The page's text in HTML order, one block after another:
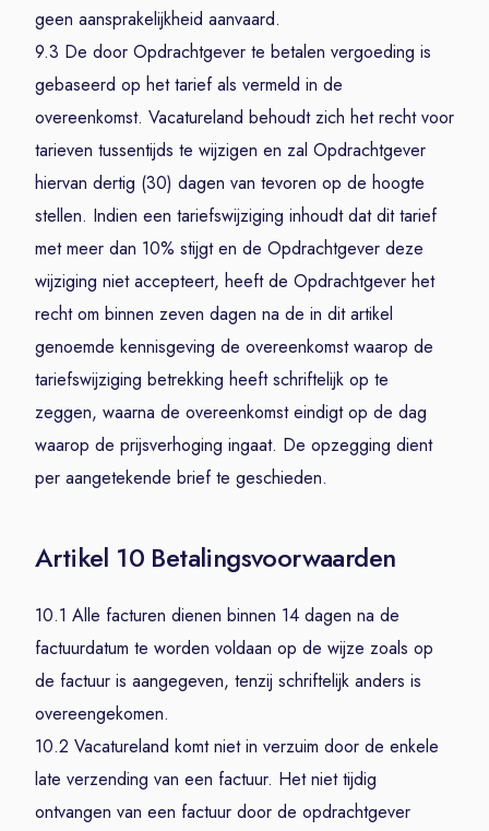
geen aansprakelijkheid aanvaard.
9.3 De door Opdrachtgever te betalen vergoeding is
gebaseerd op het tarief als vermeld in de
overeenkomst. Vacatureland behoudt zich het recht voor
tarieven tussentijds te wijzigen en zal Opdrachtgever
hiervan dertig (30) dagen van tevoren op de hoogte
stellen. Indien een tariefswijziging inhoudt dat dit tarief
met meer dan 10% stijgt en de Opdrachtgever deze
wijziging niet accepteert, heeft de Opdrachtgever het
recht om binnen zeven dagen na de in dit artikel
genoemde kennisgeving de overeenkomst waarop de
tariefswijziging betrekking heeft schriftelijk op te
zeggen, waarna de overeenkomst eindigt op de dag
waarop de prijsverhoging ingaat. De opzegging dient
per aangetekende brief te geschieden.
Artikel 10 Betalingsvoorwaarden
10.1 Alle facturen dienen binnen 14 dagen na de
factuurdatum te worden voldaan op de wijze zoals op
de factuur is aangegeven, tenzij schriftelijk anders is
overeengekomen.
10.2 Vacatureland komt niet in verzuim door de enkele
late verzending van een factuur. Het niet tijdig
ontvangen van een factuur door de opdrachtgever